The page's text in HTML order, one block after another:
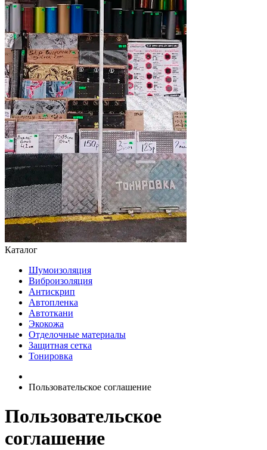
Каталог
Шумоизоляция
Виброизоляция
Антискрип
Автопленка
Автоткани
Экокожа
Отделочные материалы
Защитная сетка
Тонировка
Пользовательское соглашение
Пользовательское
соглашение